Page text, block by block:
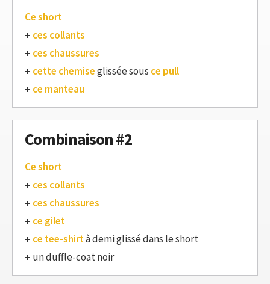
Ce short
ces collants
ces chaussures
cette chemiseglissée sous ce pull
ce manteau
Combinaison #2
Ce short
ces collants
ces chaussures
ce gilet
ce tee-shirtà demi glissé dans le short
un duffle-coat noir